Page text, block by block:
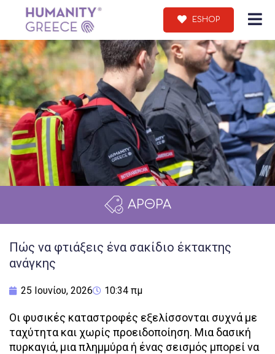
ESHOP
ΑΡΘΡΑ
Πώς να φτιάξεις ένα σακίδιο έκτακτης
ανάγκης
25 Ιουνίου, 2026 10:34 πμ
Οι φυσικές καταστροφές εξελίσσονται συχνά με
ταχύτητα και χωρίς προειδοποίηση. Μια δασική
πυρκαγιά, μια πλημμύρα ή ένας σεισμός μπορεί να